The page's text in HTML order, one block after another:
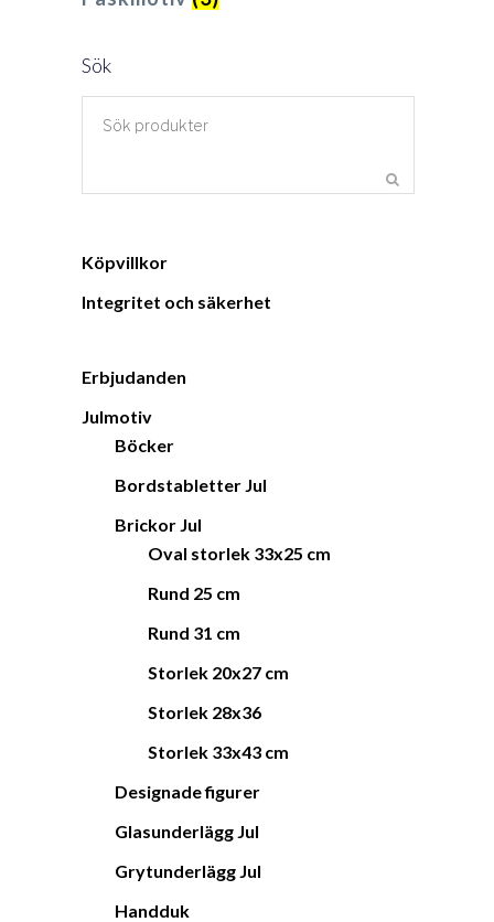
Sök
Köpvillkor
Integritet och säkerhet
Erbjudanden
Julmotiv
Böcker
Bordstabletter Jul
Brickor Jul
Oval storlek 33x25 cm
Rund 25 cm
Rund 31 cm
Storlek 20x27 cm
Storlek 28x36
Storlek 33x43 cm
Designade figurer
Glasunderlägg Jul
Grytunderlägg Jul
Handduk